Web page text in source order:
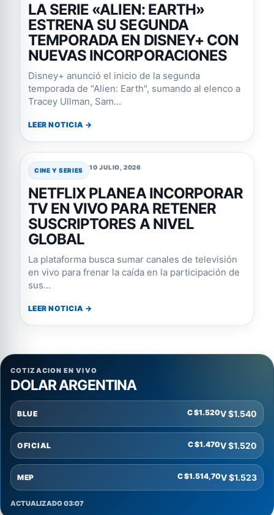
LA SERIE «ALIEN: EARTH»
ESTRENA SU SEGUNDA
TEMPORADA EN DISNEY+ CON
NUEVAS INCORPORACIONES
Disney+ anunció el inicio de la segunda
temporada de "Alien: Earth", sumando al elenco a
Tracey Ullman, Sam...
LEER NOTICIA →
CINE Y SERIES 10 JULIO, 2026
NETFLIX PLANEA INCORPORAR
TV EN VIVO PARA RETENER
SUSCRIPTORES A NIVEL
GLOBAL
La plataforma busca sumar canales de televisión
en vivo para frenar la caída en la participación de
sus...
LEER NOTICIA →
COTIZACION EN VIVO
DOLAR ARGENTINA
BLUE C $1.520V $1.540
OFICIAL C $1.470V $1.520
MEP C $1.514,70V $1.523
ACTUALIZADO 03:07